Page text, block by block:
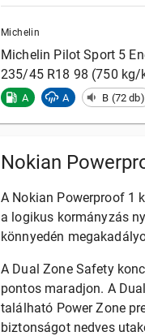
Michelin
Michelin Pilot Sport 5
235/45 R18 98 (750
A A B (72 db)
Nokian
A Nokian Powerproof 1
a logikus kormányzás
könnyedén
A Dual Zone Safety
pontos maradjon. A
található Power Zone
biztonságot nedves